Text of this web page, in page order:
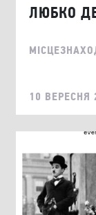
ЛЮБКО
10 ВЕРЕСНЯ